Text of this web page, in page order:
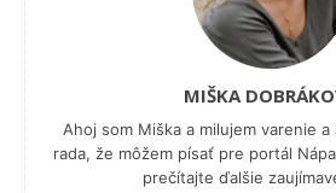
MIŠKA
Ahoj som Miška a milujem varenie
rada, že môžem písať pre portál
prečítajte ďalšie